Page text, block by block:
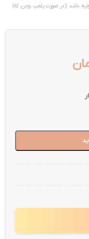
باشد (در صورت پلمپ بودن، کالا